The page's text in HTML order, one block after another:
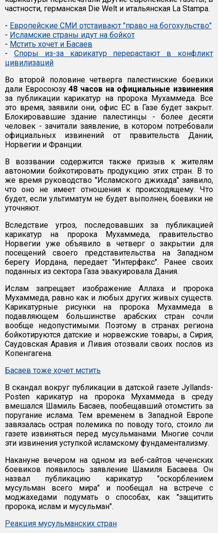
частности, германская Die Welt и итальянская La Stampa.
- Европейские СМИ отстаивают "право на богохульство"
- Исламские страны идут на бойкот
- Мстить хочет и Басаев
- Споры из-за карикатур перерастают в конфликт
цивилизаций
Во второй половине четверга палестинские боевики
дали Евросоюзу48 часов на официальные извинения
за публикации карикатур на пророка Мухаммеда. Все
это время, заявили они, офис ЕС в Газе будет закрыт.
Блокировавшие здание палестинцы - более десяти
человек - зачитали заявление, в котором потребовали
официальных извинений от правительств Дании,
Норвегии и Франции.
В воззвании содержится также призыв к жителям
автономии бойкотировать продукцию этих стран. В то
же время руководство "Исламского джихада" заявило,
что оно не имеет отношения к происходящему. Что
будет, если ультиматум не будет выполнен, боевики не
уточняют.
Вследствие угроз, последовавших за публикацией
карикатур на пророка Мухаммеда, правительство
Норвегии уже объявило в четверг о закрытии для
посещений своего представительства на Западном
берегу Иордана, передает "Интерфакс". Ранее своих
поданных из сектора Газа эвакуировала Дания.
Ислам запрещает изображение Аллаха и пророка
Мухаммеда, равно как и любых других живых существ.
Карикатурные рисунки на пророка Мухаммеда в
подавляющем большинстве арабских стран сочли
вообще недопустимыми. Поэтому в странах региона
бойкотируются датские и норвежские товары, а Сирия,
Саудовская Аравия и Ливия отозвали своих послов из
Копенгагена.
Басаев тоже хочет мстить
В скандал вокруг публикации в датской газете Jyllands-
Posten карикатур на пророка Мухаммеда в среду
вмешался Шамиль Басаев, пообещавший отомстить за
поругание ислама. Тем временем в Западной Европе
завязалась острая полемика по поводу того, стоило ли
газете извиняться перед мусульманами. Многие сочли
эти извинения уступкой исламскому фундаментализму.
Накануне вечером на одном из веб-сайтов чеченских
боевиков появилось заявление Шамиля Басаева. Он
назвал публикацию карикатур "оскорблением
мусульман всего мира" и пообещал на встрече с
моджахедами подумать о способах, как "защитить
пророка, ислам и мусульман".
Реакция мусульманских стран